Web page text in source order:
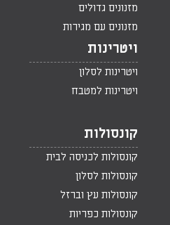
מזנונים גדולים
מזנונים עם מגירות
ויטרינות
ויטרינות לסלון
ויטרינות למטבח
קונסולות
קונסולות לכניסה לבית
קונסולות לסלון
קונסולות עץ וברזל
קונסולות כפריות